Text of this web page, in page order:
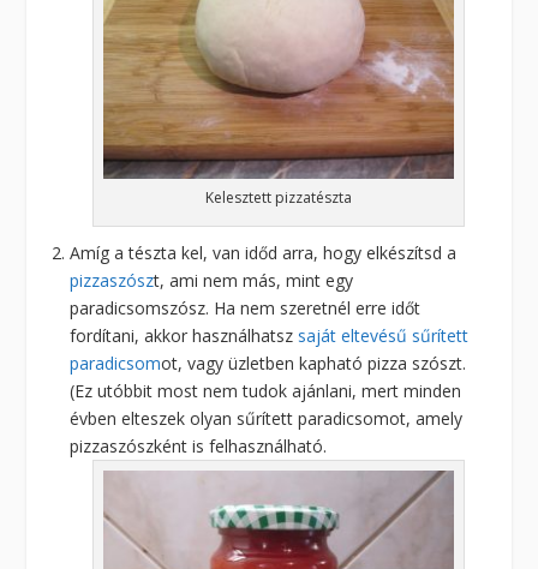
Kelesztett pizzatészta
Amíg a tészta kel, van időd arra, hogy elkészítsd a
pizzaszószt, ami nem más, mint egy
paradicsomszósz. Ha nem szeretnél erre időt
fordítani, akkor használhatsz saját eltevésű sűrített
paradicsomot, vagy üzletben kapható pizza szószt.
(Ez utóbbit most nem tudok ajánlani, mert minden
évben elteszek olyan sűrített paradicsomot, amely
pizzaszószként is felhasználható.